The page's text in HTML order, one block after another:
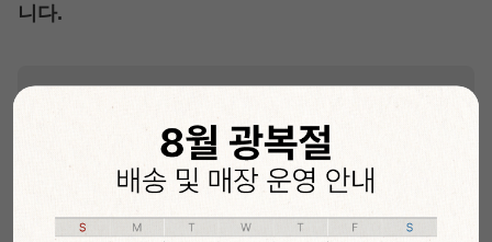
니다.
⭐핵심 POINT
디저트의 완성도 UP!
께 추천!